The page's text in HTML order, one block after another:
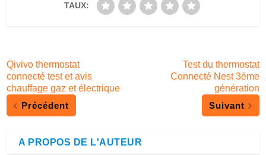
TAUX:
Qivivo thermostat
connecté test et avis
chauffage gaz et électrique
Précédent
Test du thermostat
Connecté Nest 3ème
génération
Suivant
A PROPOS DE L'AUTEUR